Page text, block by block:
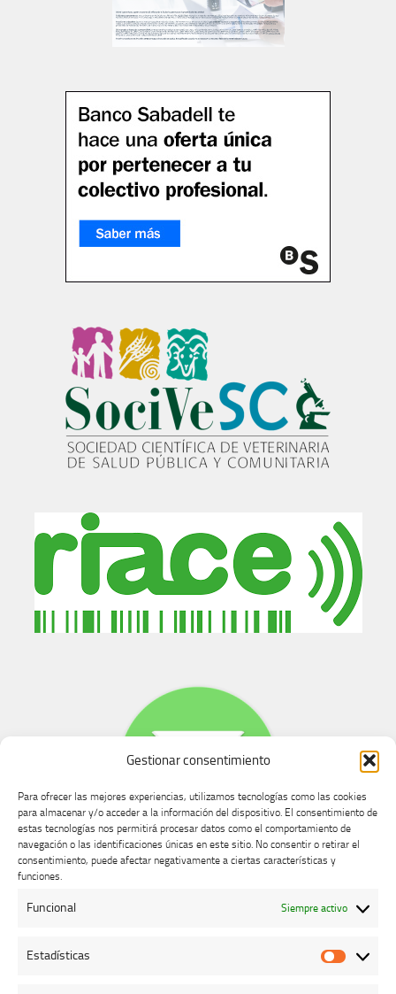
Gestionar consentimiento
Para ofrecer las mejores experiencias, utilizamos tecnologías como las cookies
para almacenar y/o acceder a la información del dispositivo. El consentimiento de
estas tecnologías nos permitirá procesar datos como el comportamiento de
navegación o las identificaciones únicas en este sitio. No consentir o retirar el
consentimiento, puede afectar negativamente a ciertas características y
funciones.
Funcional Siempre activo
Estadísticas
Buzón de dudas, quejas y sugerencias